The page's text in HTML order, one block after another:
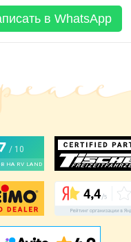
в WhatsApp